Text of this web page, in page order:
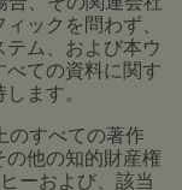
ックを問わず、
ム、および本ウ
べての資料に関す
ます。
のすべての著作
他の知的財産権
ーおよび、該当